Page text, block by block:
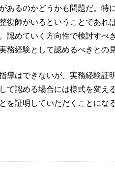
あるのかどうかも問題だ。特
復師がいるということであれ
認めていく方向性で検討すべ
経験として認めるべきとの
導はできないが、実務経験
て認める場合には様式を変え
証明していただくことにな